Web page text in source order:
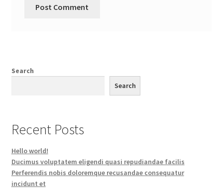
Search
Search
Recent Posts
Hello world!
Ducimus voluptatem eligendi quasi repudiandae facilis
Perferendis nobis doloremque recusandae consequatur
incidunt et